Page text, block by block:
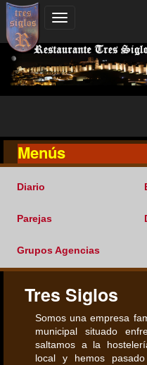
Menús
Diario
Parejas
Grupos Agencias
Tres Siglos
Somos una empresa
municipal situado
saltamos a la
local y hemos